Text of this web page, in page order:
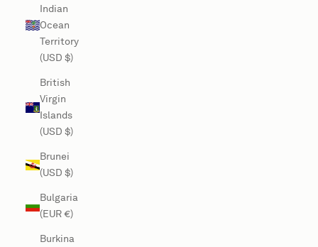
Indian
Ocean
Territory
(USD $)
British
Virgin
Islands
(USD $)
Brunei
(USD $)
Bulgaria
(EUR €)
Burkina